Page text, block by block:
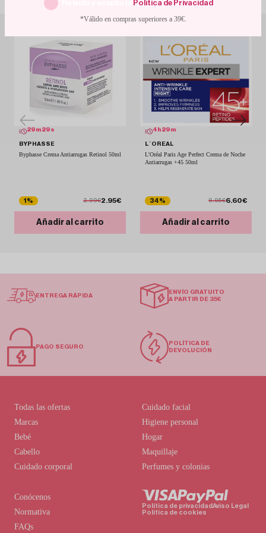
29 m 29 s
BYPHASSE
Byphasse Crema Antiarrugas Retinol 50ml
1% 2.99€2.95€
Añadir al carrito
4 h 29 m
L´OREAL
L'Oréal Paris Age Perfect Crema de Noche
Antiarrugas +45 50ml
34% 9.95€6.60€
Añadir al carrito
ENTREGA RÁPIDA
ENVÍO GRATUITO
A PARTIR DE 35€
PAGO SEGURO
POLÍTICA DE
DEVOLUCIÓN
Conócenos
Normativa
FAQs
Todas las ofertas
Marcas
Bebé
Cabello
Cuidado corporal
Cuidado facial
Higiene personal
Hogar
Maquillaje
Perfumes y colonias
Política de privacidadAviso Legal
Política de cookies
Política de Privacidad
*Válido en compras superiores a 39€.